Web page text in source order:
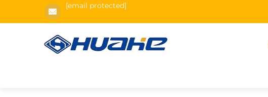
[email protected]